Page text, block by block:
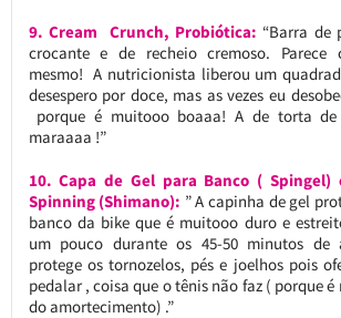
9. Cream Crunch, Probiótica: “Barra de
crocante e de recheio cremoso.
mesmo! A nutricionista liberou um
desespero por doce, mas as vezes eu
porque é muitooo boaaa! A de torta
maraaaa !”
10. Capa de Gel para Banco ( Spingel)
Spinning (Shimano): ” A capinha de gel
banco da bike que é muitooo duro e
um pouco durante os 45-50 minutos de
protege os tornozelos, pés e joelhos pois
pedalar , coisa que o tênis não faz ( porque
do amortecimento) .”